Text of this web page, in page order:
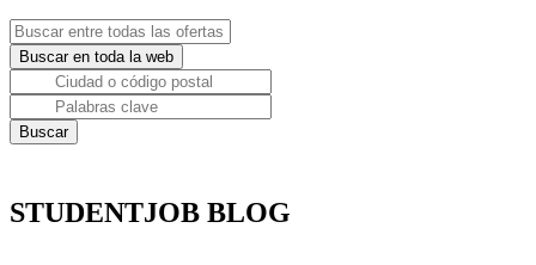
STUDENTJOB BLOG